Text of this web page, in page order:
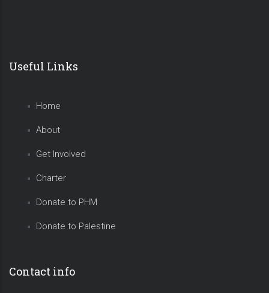
Useful Links
Home
About
Get Involved
Charter
Donate to PHM
Donate to Palestine
Contact info